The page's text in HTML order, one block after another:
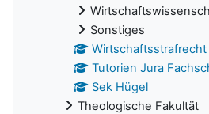
Sonstiges
Wirtschaftsstrafrecht
Tutorien Jura
Sek Hügel
Theologische Fakultät